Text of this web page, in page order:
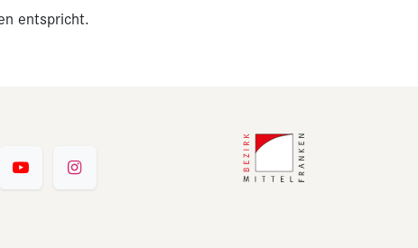
entspricht.